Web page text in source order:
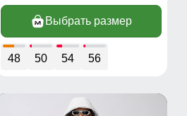
Выбрать размер
48 50 54 56